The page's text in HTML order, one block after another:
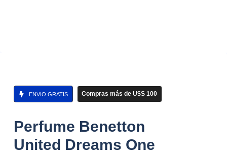
ENVIO GRATIS Compras más de U$S 100
Perfume Benetton
United Dreams One